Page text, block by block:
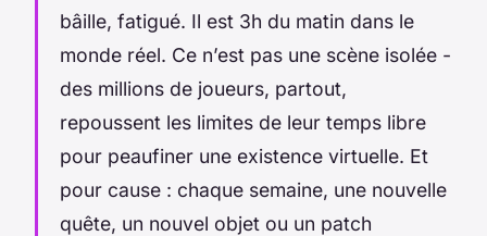
bâille, fatigué. Il est 3h du matin dans le
monde réel. Ce n’est pas une scène isolée -
des millions de joueurs, partout,
repoussent les limites de leur temps libre
pour peaufiner une existence virtuelle. Et
pour cause : chaque semaine, une nouvelle
quête, un nouvel objet ou un patch